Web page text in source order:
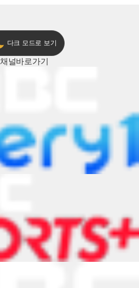
다크 모드로 보기
채널바로가기